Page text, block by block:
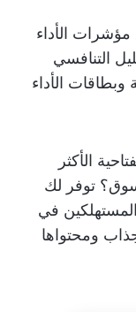
مؤشرات الأداء
التنافسي
وبطاقات الأداء
الأكثر
توفر لك
في
ومحتواها